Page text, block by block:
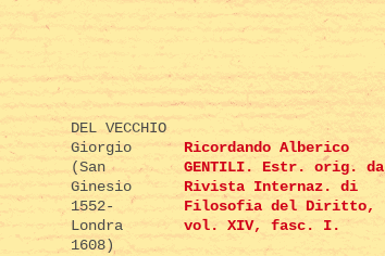
DEL VECCHIO
Giorgio
(San
Ginesio
1552-
Londra
1608)
Ricordando Alberico
GENTILI. Estr. orig. da
Rivista Internaz. di
Filosofia del Diritto,
vol. XIV, fasc. I.